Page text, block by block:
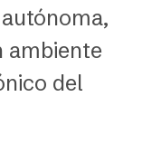
ambiente
del